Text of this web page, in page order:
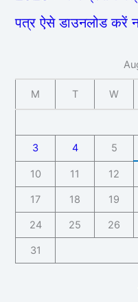
पत्र ऐसे डाउनलोड करें
M T W
3 4 5
10 11 12
17 18 19
24 25 26
31